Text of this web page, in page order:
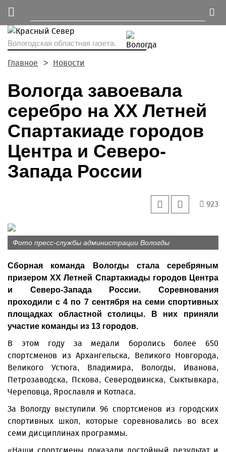
Вологодская областная газета.
Главное Новости
Вологда завоевала
серебро на XX Летней
Спартакиаде городов
Центра и Северо-
Запада России
923
Фото пресс-службы администрации Вологды
Сборная команда Вологды стала серебряным
призером XX Летней Спартакиады городов Центра
и Северо-Запада России. Соревнования
проходили с 4 по 7 сентября на семи спортивных
площадках областной столицы. В них приняли
участие команды из 13 городов.
В этом году за медали боролись более 650
спортсменов из Архангельска, Великого Новгорода,
Великого Устюга, Владимира, Вологды, Иванова,
Петрозаводска, Пскова, Северодвинска, Сыктывкара,
Череповца, Ярославля и Котласа.
За Вологду выступили 96 спортсменов из городских
спортивных школ, которые соревновались во всех
семи дисциплинах программы.